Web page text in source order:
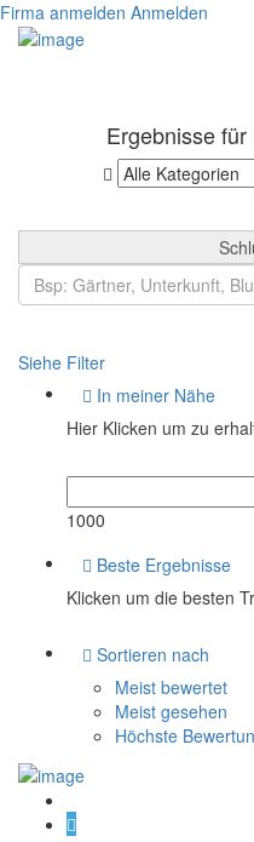
Firma anmelden Anmelden
Ergebnisse für
Siehe Filter
In meiner Nähe
Hier Klicken um zu
1000
Beste Ergebnisse
Klicken um die besten
Sortieren nach
Meist bewertet
Meist gesehen
Höchste